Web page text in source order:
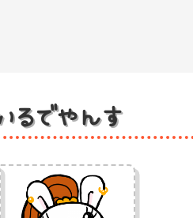
るでやんす